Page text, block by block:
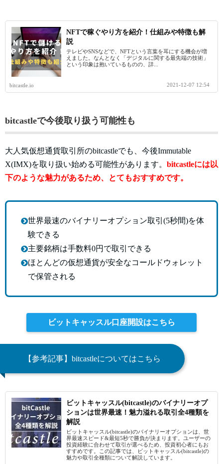
NFTで稼ぐやり方を紹介！仕組みや特徴も解
説
テレビやSNSなどで、NFTという言葉を耳にする機会が増
えました。なんとなく「デジタルに関する最先端の技術」
という印象は抱いているものの、詳...
bitcastle.io 2021-12-07 12:54
bitcastleで今後取り扱う可能性も
大人気仮想通貨取引所のbitcastleでも、今後Immutable
X(IMX)を取り扱い始める可能性があります。 bitcastleには以
下のような魅力があるため、とてもおすすめです。
世界最速のバイナリーオプション取引(5秒間)を体
験できる
主要銘柄は手数料0円で取引できる
ほとんどの仮想通貨が安全なコールドウォレット
で保管される
ビットキャッスル口座開設はこちら
【参考記事】bitcastleについてはこちら
ビットキャッスル(bitcastle)のバイナリーオプ
ションは世界最速！魅力溢れる取引全4種類を
解説
ビットキャッスル(bitcastle)のバイナリーオプションは、世
界最速スピード&最短5秒で勝負が決まります。ユーザーの
投資経験に合わせて取引が選べるため、投資初心者にもお
すすめです。この記事では、ビットキャッスル(bitcastle)の
魅力や取引全種類について解説しています。